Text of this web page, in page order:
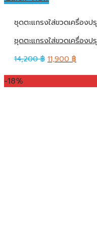
ชุดตะแกรงใส่ขวดเครื่องป
ชุดตะแกรงใส่ขวดเครื่อง
14,200฿ 11,900฿
-18%